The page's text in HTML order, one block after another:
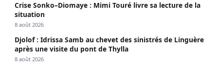
Crise Sonko–Diomaye : Mimi Touré livre sa lecture de la
situation
8 août 2026
Djolof : Idrissa Samb au chevet des sinistrés de Linguère
après une visite du pont de Thylla
8 août 2026